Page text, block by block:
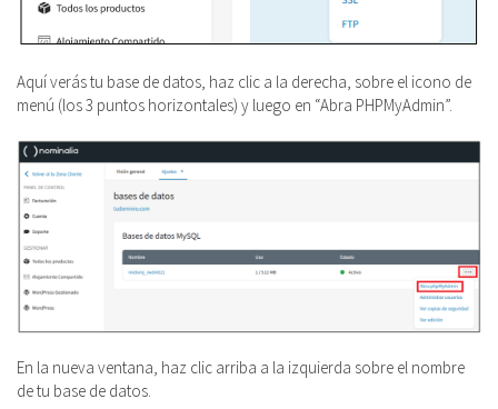
Aquí verás tu base de datos, haz clic a la derecha, sobre el icono de
menú (los 3 puntos horizontales) y luego en “Abra PHPMyAdmin”.
En la nueva ventana, haz clic arriba a la izquierda sobre el nombre
de tu base de datos.